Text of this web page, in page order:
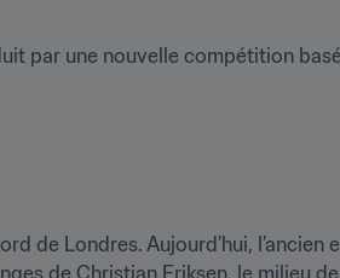
par une nouvelle compétition
de Londres. Aujourd’hui, l’ancien
de Christian Eriksen, le milieu